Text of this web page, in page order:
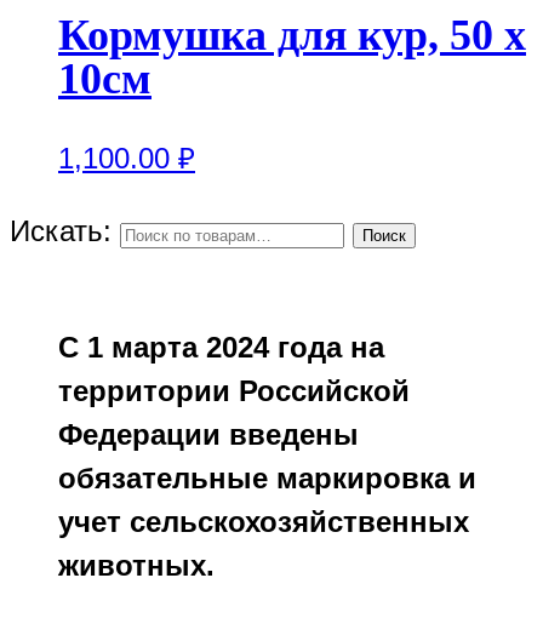
Кормушка для кур, 50 х
10см
1,100.00 ₽
Искать: Поиск
С 1 марта 2024 года на
территории Российской
Федерации введены
обязательные маркировка и
учет сельскохозяйственных
животных.